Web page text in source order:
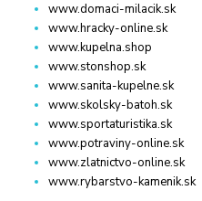
www.domaci-milacik.sk
www.hracky-online.sk
www.kupelna.shop
www.stonshop.sk
www.sanita-kupelne.sk
www.skolsky-batoh.sk
www.sportaturistika.sk
www.potraviny-online.sk
www.zlatnictvo-online.sk
www.rybarstvo-kamenik.sk